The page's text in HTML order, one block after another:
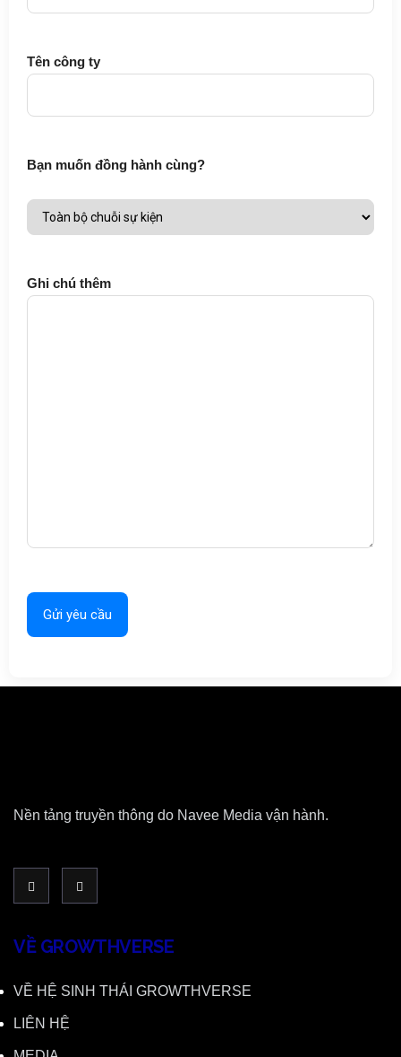
Tên công ty
Bạn muốn đồng hành cùng?
Ghi chú thêm
Nền tảng truyền thông do Navee Media vận hành.
VỀ GROWTHVERSE
VỀ HỆ SINH THÁI GROWTHVERSE
LIÊN HỆ